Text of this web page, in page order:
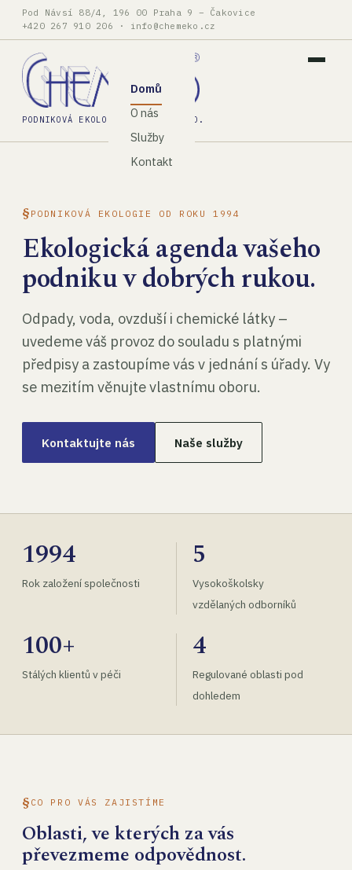
Pod Návsí 88/4, 196 00 Praha 9 – Čakovice
+420 267 910 206 · info@chemeko.cz
PODNIKOVÁ EKOLOGIE, SPOL. S R.O.
Domů
O nás
Služby
Kontakt
PODNIKOVÁ EKOLOGIE OD ROKU 1994
Ekologická agenda vašeho
podniku v dobrých rukou.
Odpady, voda, ovzduší i chemické látky –
uvedeme váš provoz do souladu s platnými
předpisy a zastoupíme vás v jednání s úřady. Vy
se mezitím věnujte vlastnímu oboru.
Kontaktujte nás Naše služby
1994
Rok založení společnosti
5
Vysokoškolsky
vzdělaných odborníků
100+
Stálých klientů v péči
4
Regulované oblasti pod
dohledem
CO PRO VÁS ZAJISTÍME
Oblasti, ve kterých za vás
převezmeme odpovědnost.